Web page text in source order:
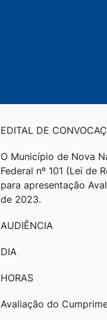
EDITAL DE
O Município de Nova
Federal nº 101 (Lei de
para apresentação
de 2023.
AUDIÊNCIA
DIA
HORAS
Avaliação do